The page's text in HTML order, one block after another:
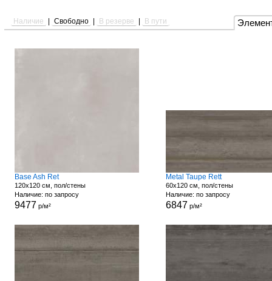
Наличие Свободно В резерве В пути
Base Ash Ret
120x120 см, пол/стены
Наличие: по запросу
9477 р/м²
Metal Taupe Rett
60x120 см, пол/стены
Наличие: по запросу
6847 р/м²